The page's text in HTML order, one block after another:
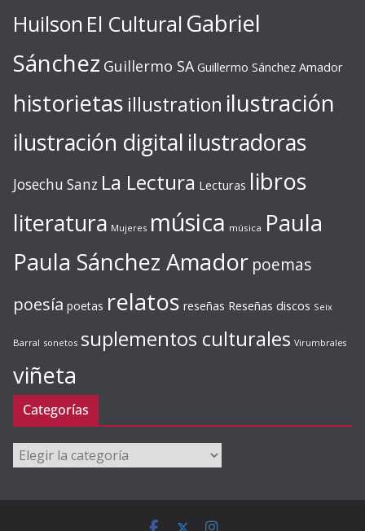
Huilson El Cultural Gabriel
Sánchez Guillermo SA Guillermo Sánchez Amador
historietas illustration ilustración
ilustración digital ilustradoras
Josechu Sanz La Lectura Lecturas libros
literatura Mujeres música música Paula
Paula Sánchez Amador poemas
poesía poetas relatos reseñas Reseñas discos Seix
Barral sonetos suplementos culturales Virumbrales
viñeta
Categorías
Categorías